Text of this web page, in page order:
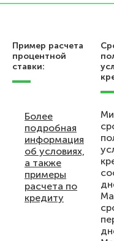
Пример расчета
процентной
ставки:
Более
подробная
информация
об условиях,
а также
примеры
расчета по
кредиту